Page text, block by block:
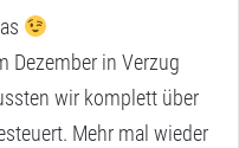
Dezember in Verzug
wir komplett über
Mehr mal wieder